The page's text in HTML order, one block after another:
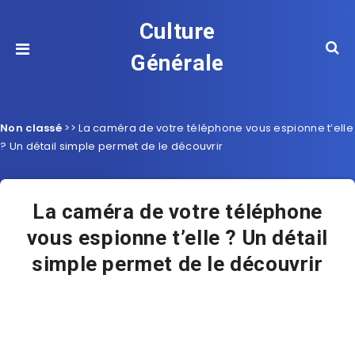
Culture
Générale
Non classé >>La caméra de votre téléphone vous espionne t’elle
? Un détail simple permet de le découvrir
La caméra de votre téléphone
vous espionne t’elle ? Un détail
simple permet de le découvrir